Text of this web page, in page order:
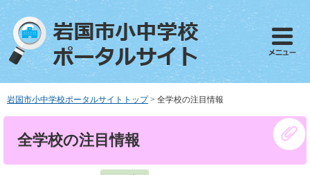
ペ
で
メ
ば
へ
岩国市小中学校ポータルサイトトップ > 全学校の注目情報
全学校の注目情報